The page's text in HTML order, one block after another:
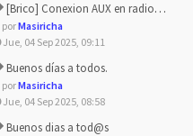
[Brico] Conexion AUX en radio de origen
porMasiricha
Jue, 04 Sep 2025, 09:11
Buenos días a todos.
porMasiricha
Jue, 04 Sep 2025, 08:58
Buenos dias a tod@s